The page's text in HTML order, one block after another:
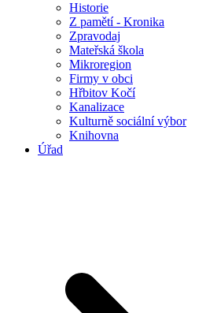
Historie
Z pamětí - Kronika
Zpravodaj
Mateřská škola
Mikroregion
Firmy v obci
Hřbitov Kočí
Kanalizace
Kulturně sociální výbor
Knihovna
Úřad